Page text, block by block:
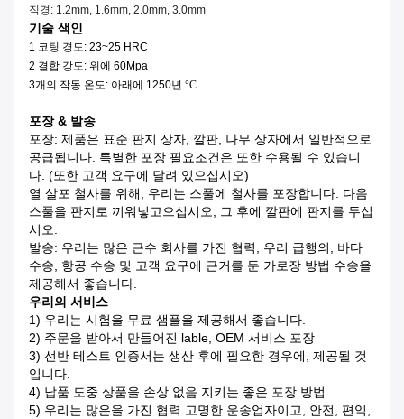
직경: 1.2mm, 1.6mm, 2.0mm, 3.0mm
기술 색인
1 코팅 경도: 23~25 HRC
2 결합 강도: 위에 60Mpa
3개의 작동 온도: 아래에 1250년 °C
포장 & 발송
포장: 제품은 표준 판지 상자, 깔판, 나무 상자에서 일반적으로
공급됩니다. 특별한 포장 필요조건은 또한 수용될 수 있습니
다. (또한 고객 요구에 달려 있으십시오)
열 살포 철사를 위해, 우리는 스풀에 철사를 포장합니다. 다음
스풀을 판지로 끼워넣고으십시오, 그 후에 깔판에 판지를 두십
시오.
발송: 우리는 많은 근수 회사를 가진 협력, 우리 급행의, 바다
수송, 항공 수송 및 고객 요구에 근거를 둔 가로장 방법 수송을
제공해서 좋습니다.
우리의 서비스
1) 우리는 시험을 무료 샘플을 제공해서 좋습니다.
2) 주문을 받아서 만들어진 lable, OEM 서비스 포장
3) 선반 테스트 인증서는 생산 후에 필요한 경우에, 제공될 것
입니다.
4) 납품 도중 상품을 손상 없음 지키는 좋은 포장 방법
5) 우리는 많은을 가진 협력 고명한 운송업자이고, 안전, 편익,